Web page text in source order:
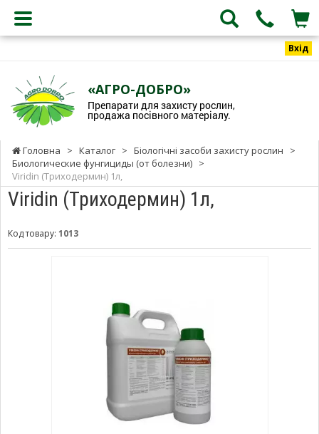
Вхід
«АГРО-ДОБРО»
Препарати для захисту рослин,
продажа посівного матеріалу.
Головна > Каталог > Біологічні засоби захисту рослин
>
Биологические фунгициды (от болезни) >
Viridin (Триходермин) 1л,
Viridin (Триходермин) 1л,
Код товару: 1013